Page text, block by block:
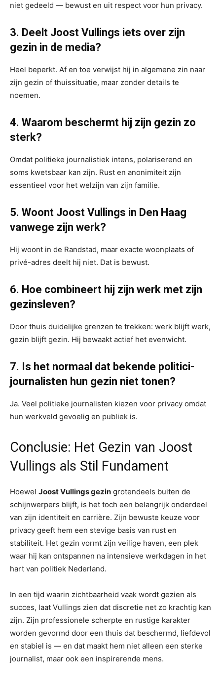
niet gedeeld — bewust en uit respect voor hun privacy.
3. Deelt Joost Vullings iets over zijn
gezin in de media?
Heel beperkt. Af en toe verwijst hij in algemene zin naar
zijn gezin of thuissituatie, maar zonder details te
noemen.
4. Waarom beschermt hij zijn gezin zo
sterk?
Omdat politieke journalistiek intens, polariserend en
soms kwetsbaar kan zijn. Rust en anonimiteit zijn
essentieel voor het welzijn van zijn familie.
5. Woont Joost Vullings in Den Haag
vanwege zijn werk?
Hij woont in de Randstad, maar exacte woonplaats of
privé-adres deelt hij niet. Dat is bewust.
6. Hoe combineert hij zijn werk met zijn
gezinsleven?
Door thuis duidelijke grenzen te trekken: werk blijft werk,
gezin blijft gezin. Hij bewaakt actief het evenwicht.
7. Is het normaal dat bekende politici-
journalisten hun gezin niet tonen?
Ja. Veel politieke journalisten kiezen voor privacy omdat
hun werkveld gevoelig en publiek is.
Conclusie: Het Gezin van Joost
Vullings als Stil Fundament
Hoewel Joost Vullings gezin grotendeels buiten de
schijnwerpers blijft, is het toch een belangrijk onderdeel
van zijn identiteit en carrière. Zijn bewuste keuze voor
privacy geeft hem een stevige basis van rust en
stabiliteit. Het gezin vormt zijn veilige haven, een plek
waar hij kan ontspannen na intensieve werkdagen in het
hart van politiek Nederland.
In een tijd waarin zichtbaarheid vaak wordt gezien als
succes, laat Vullings zien dat discretie net zo krachtig kan
zijn. Zijn professionele scherpte en rustige karakter
worden gevormd door een thuis dat beschermd, liefdevol
en stabiel is — en dat maakt hem niet alleen een sterke
journalist, maar ook een inspirerende mens.